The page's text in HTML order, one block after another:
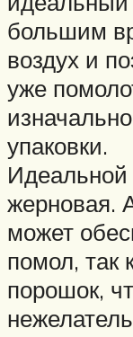
большим
воздух и
уже
упаковки.
Идеальной
жерновая.
может
помол, так
порошок,